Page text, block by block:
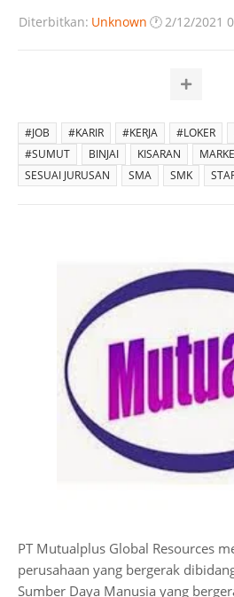
Diterbitkan: Unknown 🕐2/12/2021
#JOB #KARIR #KERJA #LOKER
#SUMUT
BINJAI KISARAN
SESUAI JURUSAN
SMA SMK
PT Mutualplus Global Resources
perusahaan yang bergerak
Sumber Daya Manusia yang